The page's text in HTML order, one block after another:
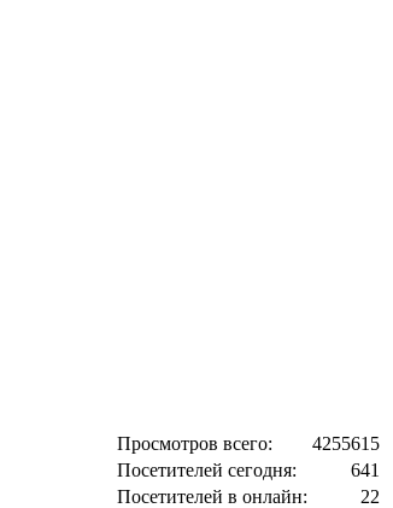
Просмотров всего:
4255615
Посетителей сегодня:
641
Посетителей в онлайн:
22